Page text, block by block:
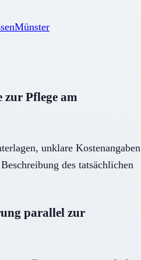
Münster
zur Pflege am
unklare Kostenangaben
des tatsächlichen
parallel zur